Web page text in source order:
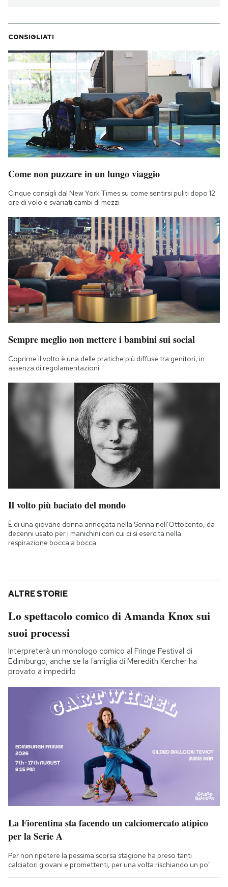
CONSIGLIATI
Come non puzzare in un lungo viaggio
Cinque consigli dal New York Times su come sentirsi puliti dopo 12
ore di volo e svariati cambi di mezzi
Sempre meglio non mettere i bambini sui social
Coprirne il volto è una delle pratiche più diffuse tra genitori, in
assenza di regolamentazioni
Il volto più baciato del mondo
È di una giovane donna annegata nella Senna nell'Ottocento, da
decenni usato per i manichini con cui ci si esercita nella
respirazione bocca a bocca
ALTRE STORIE
Lo spettacolo comico di Amanda Knox sui
suoi processi
Interpreterà un monologo comico al Fringe Festival di
Edimburgo, anche se la famiglia di Meredith Kercher ha
provato a impedirlo
La Fiorentina sta facendo un calciomercato atipico
per la Serie A
Per non ripetere la pessima scorsa stagione ha preso tanti
calciatori giovani e promettenti, per una volta rischiando un po’